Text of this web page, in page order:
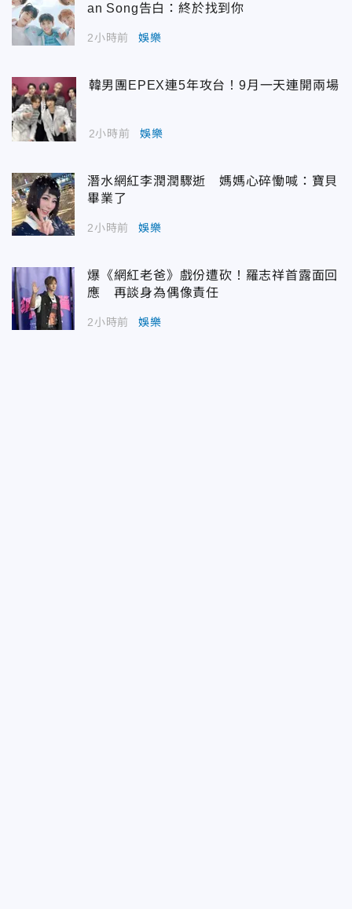
an Song告白：終於找到你
2小時前 娛樂
韓男團EPEX連5年攻台！9月一天連開兩場
2小時前 娛樂
潛水網紅李潤潤驟逝 媽媽心碎慟喊：寶貝
畢業了
2小時前 娛樂
爆《網紅老爸》戲份遭砍！羅志祥首露面回
應 再談身為偶像責任
2小時前 娛樂